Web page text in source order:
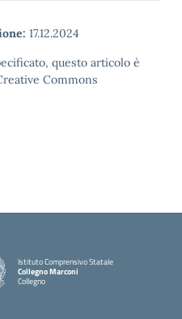
17.12.2024
questo articolo è
Commons
Istituto Comprensivo Statale
Collegno Marconi
Collegno